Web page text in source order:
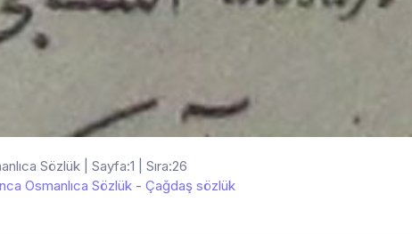
Sözlük | Sayfa:1 | Sıra:26
Osmanlıca Sözlük - Çağdaş sözlük